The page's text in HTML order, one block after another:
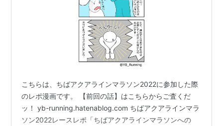
2:34:58
2:35:52
2:35:52
木田哲治 2:37:39
10 平健吾 2:40:17
こちらは、ちばアクアラインマラソン2022に参加した際
のレポ漫画です。 【前回の話】はこちらからご査くだ
ッ！ yb-running.hatenablog.com ちばアクアラインマラ
ソン2022レースレポ「ちばアクアラインマラソンへの